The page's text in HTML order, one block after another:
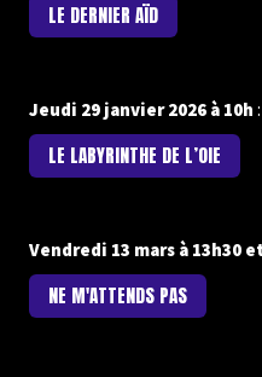
LE DERNIER AÏD
Jeudi 29 janvier 2026 à 10h
LE LABYRINTHE DE L’OIE
Vendredi 13 mars à 13h30
NE M'ATTENDS PAS